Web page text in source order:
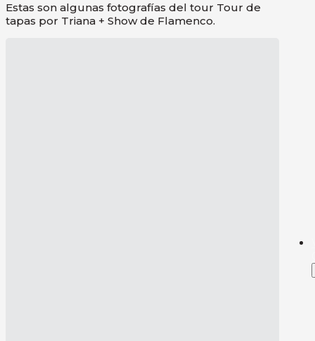
Estas son algunas fotografías del tour Tour de
tapas por Triana + Show de Flamenco.